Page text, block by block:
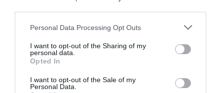
Personal Data Processing Opt Outs
I want to opt-out of the Sharing of my
personal data.
Opted In
I want to opt-out of the Sale of my
Personal Data.